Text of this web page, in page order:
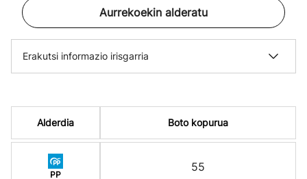
Aurrekoekin alderatu
Erakutsi informazio irisgarria
Alderdia
PP
Boto kopurua
55